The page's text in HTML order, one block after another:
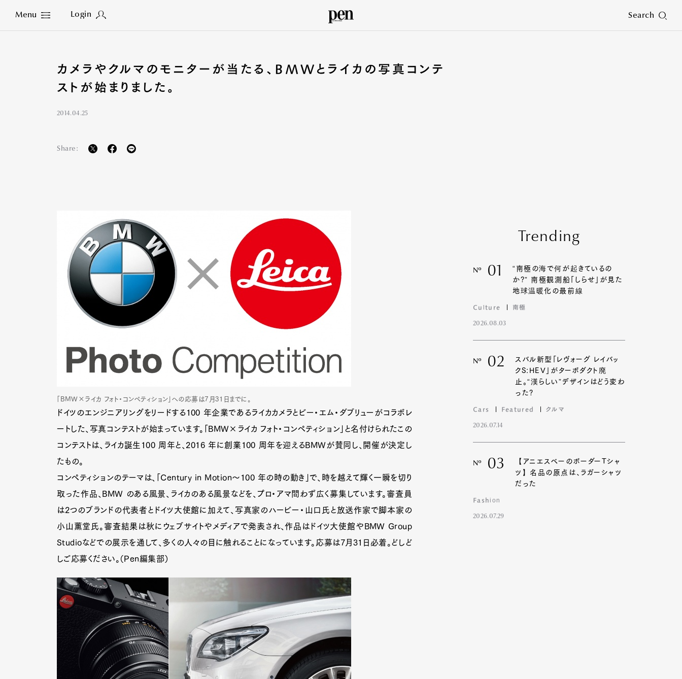
Menu Login Search
Close
カメラやクルマのモニターが当たる、BMWとライカの写真コンテ
ストが始まりました。
2014.04.25
Share:
「BMW×ライカ フォト・コンペティション」への応募は7月31日までに。
ドイツのエンジニアリングをリードする100 年企業であるライカカメラとビー・エム・ダブリューがコラボレ
ートした、写真コンテストが始まっています。「BMW×ライカ フォト・コンペティション」と名付けられたこの
コンテストは、ライカ誕生100 周年と、2016 年に創業100 周年を迎えるBMWが賛同し、開催が決定し
たもの。
コンペティションのテーマは、「Century in Motion～100 年の時の動き」で、時を越えて輝く一瞬を切り
取った作品、BMW のある風景、ライカのある風景などを、プロ・アマ問わず広く募集しています。審査員
は2つのブランドの代表者とドイツ大使館に加えて、写真家のハービー・山口氏と放送作家で脚本家の
小山薫堂氏。審査結果は秋にウェブサイトやメディアで発表され、作品はドイツ大使館やBMW Group
Studioなどでの展示を通して、多くの人々の目に触れることになっています。応募は7月31日必着。どしど
しご応募ください。（Pen編集部）
Trending
Nº 01
“南極の海で何が起きているの
か?” 南極観測船「しらせ」が見た
地球温暖化の最前線
Culture 南極
2026.08.03
Nº 02
スバル新型「レヴォーグ レイバッ
クS:HEV」がターボダクト廃
止。“漢らしい”デザインはどう変わ
った?
Cars Featured クルマ
2026.07.14
Nº 03
【アニエスベーのボーダーTシャ
ツ】名品の原点は、ラガーシャツ
だった
Fashion
2026.07.29